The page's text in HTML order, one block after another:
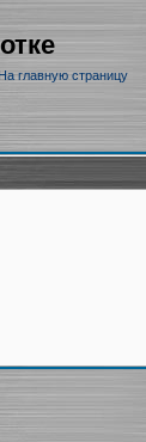
главную страницу